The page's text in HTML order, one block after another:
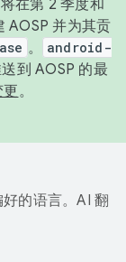
在第 2 季度和
AOSP 并为其贡
。
android-
到 AOSP 的最
。
的语言。AI 翻